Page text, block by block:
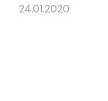
24.01.2020